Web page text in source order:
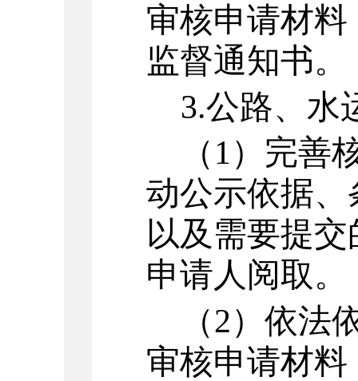
审核申请材
监督通知书。
3.公路、水
（1） 完善
动公示依据
以及需要提
申请人阅取。
（2） 依法
审核申请材